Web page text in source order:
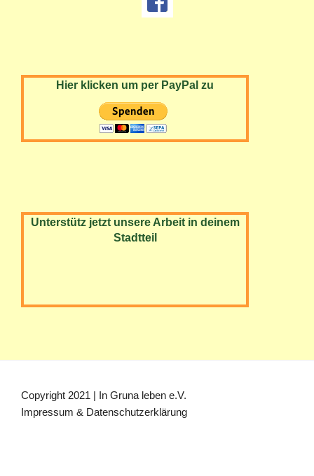
Hier klicken um per PayPal zu
Unterstütz jetzt unsere Arbeit in deinem
Stadtteil
Copyright 2021 | In Gruna leben e.V.
Impressum & Datenschutzerklärung